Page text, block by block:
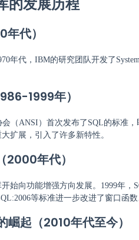
的发展历程
代）
年代，IBM的研究团队开发了
1999年）
会（ANSI）首次发布了SQL的标准
扩展，引入了许多新特性。
2000年代）
始向功能增强方向发展。1999年
等标准进一步改进了窗口函
崛起（2010年代至今）